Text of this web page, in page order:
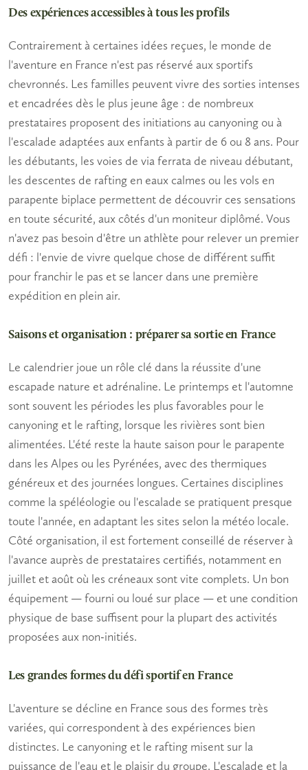
Des expériences accessibles à tous les profils
Contrairement à certaines idées reçues, le monde de
l'aventure en France n'est pas réservé aux sportifs
chevronnés. Les familles peuvent vivre des sorties intenses
et encadrées dès le plus jeune âge : de nombreux
prestataires proposent des initiations au canyoning ou à
l'escalade adaptées aux enfants à partir de 6 ou 8 ans. Pour
les débutants, les voies de via ferrata de niveau débutant,
les descentes de rafting en eaux calmes ou les vols en
parapente biplace permettent de découvrir ces sensations
en toute sécurité, aux côtés d'un moniteur diplômé. Vous
n'avez pas besoin d'être un athlète pour relever un premier
défi : l'envie de vivre quelque chose de différent suffit
pour franchir le pas et se lancer dans une première
expédition en plein air.
Saisons et organisation : préparer sa sortie en France
Le calendrier joue un rôle clé dans la réussite d'une
escapade nature et adrénaline. Le printemps et l'automne
sont souvent les périodes les plus favorables pour le
canyoning et le rafting, lorsque les rivières sont bien
alimentées. L'été reste la haute saison pour le parapente
dans les Alpes ou les Pyrénées, avec des thermiques
généreux et des journées longues. Certaines disciplines
comme la spéléologie ou l'escalade se pratiquent presque
toute l'année, en adaptant les sites selon la météo locale.
Côté organisation, il est fortement conseillé de réserver à
l'avance auprès de prestataires certifiés, notamment en
juillet et août où les créneaux sont vite complets. Un bon
équipement — fourni ou loué sur place — et une condition
physique de base suffisent pour la plupart des activités
proposées aux non-initiés.
Les grandes formes du défi sportif en France
L'aventure se décline en France sous des formes très
variées, qui correspondent à des expériences bien
distinctes. Le canyoning et le rafting misent sur la
puissance de l'eau et le plaisir du groupe. L'escalade et la